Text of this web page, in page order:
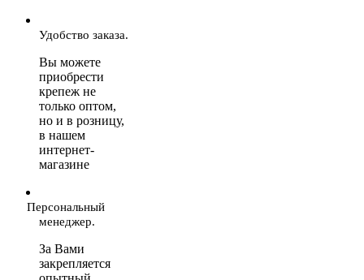
Удобство заказа.
Вы можете
приобрести
крепеж не
только оптом,
но и в розницу,
в нашем
интернет-
магазине
Персональный
менеджер.
За Вами
закрепляется